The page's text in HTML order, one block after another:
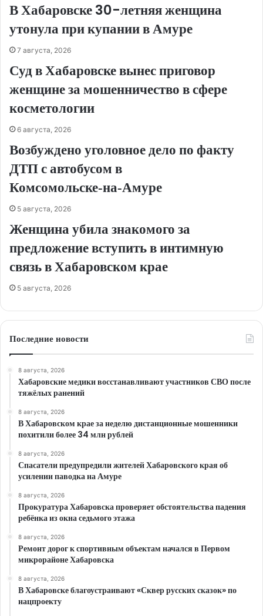
В Хабаровске 30-летняя женщина
утонула при купании в Амуре
7 августа, 2026
Суд в Хабаровске вынес приговор
женщине за мошенничество в сфере
косметологии
6 августа, 2026
Возбуждено уголовное дело по факту
ДТП с автобусом в
Комсомольске‑на‑Амуре
5 августа, 2026
Женщина убила знакомого за
предложение вступить в интимную
связь в Хабаровском крае
5 августа, 2026
Последние новости
8 августа, 2026
Хабаровские медики восстанавливают участников СВО после
тяжёлых ранений
8 августа, 2026
В Хабаровском крае за неделю дистанционные мошенники
похитили более 34 млн рублей
8 августа, 2026
Спасатели предупредили жителей Хабаровского края об
усилении паводка на Амуре
8 августа, 2026
Прокуратура Хабаровска проверяет обстоятельства падения
ребёнка из окна седьмого этажа
8 августа, 2026
Ремонт дорог к спортивным объектам начался в Первом
микрорайоне Хабаровска
8 августа, 2026
В Хабаровске благоустраивают «Сквер русских сказок» по
нацпроекту